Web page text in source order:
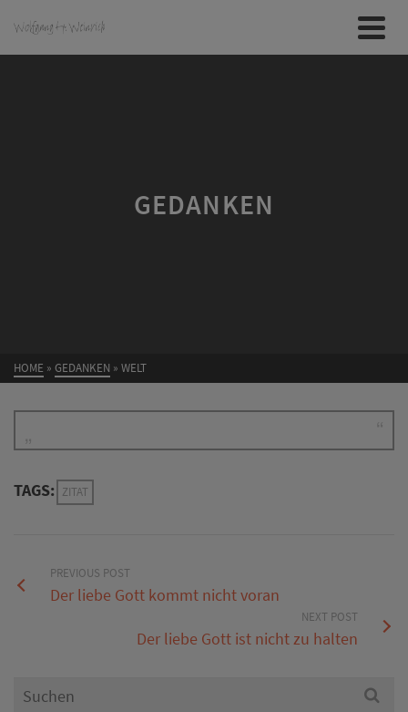
GEDANKEN
HOME » GEDANKEN » WELT
TAGS: ZITAT
PREVIOUS POST
Der liebe Gott kommt nicht voran
NEXT POST
Der liebe Gott ist nicht zu halten
Search